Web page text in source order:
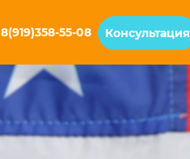
8(919)358-55-08 Консультация